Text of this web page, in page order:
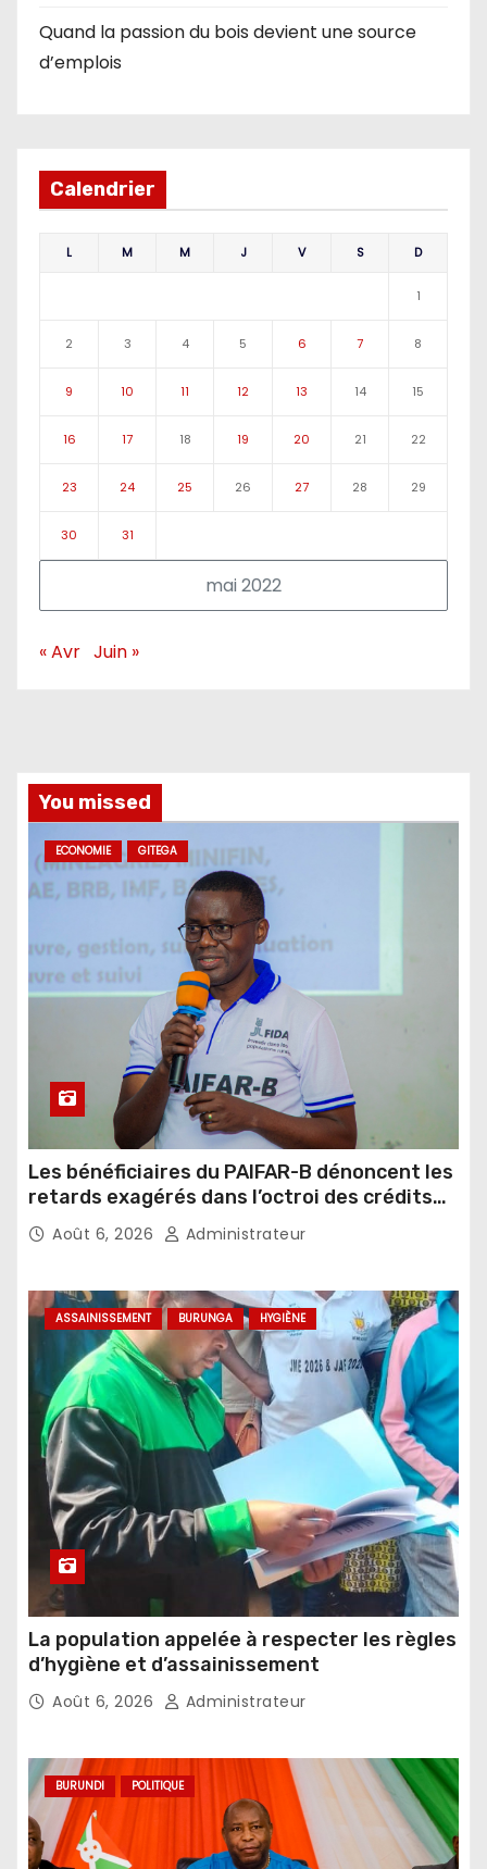
Quand la passion du bois devient une source
d’emplois
Calendrier
mai 2022
L M M J V S D
1
2 3 4 5 6 7 8
9 10 11 12 13 14 15
16 17 18 19 20 21 22
23 24 25 26 27 28 29
30 31
« Avr Juin »
You missed
ECONOMIE GITEGA
Les bénéficiaires du PAIFAR-B dénoncent les
retards exagérés dans l’octroi des crédits
agricoles
Août 6, 2026 Administrateur
ASSAINISSEMENT BURUNGA HYGIÈNE
La population appelée à respecter les règles
d’hygiène et d’assainissement
Août 6, 2026 Administrateur
BURUNDI POLITIQUE